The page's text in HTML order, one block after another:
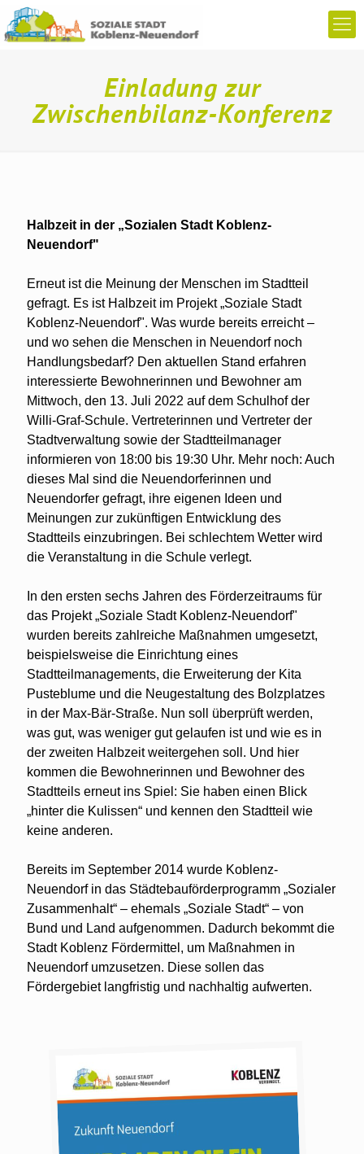
Einladung zur
Zwischenbilanz-Konferenz
Halbzeit in der „Sozialen Stadt Koblenz-
Neuendorf"
Erneut ist die Meinung der Menschen im Stadtteil
gefragt. Es ist Halbzeit im Projekt „Soziale Stadt
Koblenz-Neuendorf". Was wurde bereits erreicht –
und wo sehen die Menschen in Neuendorf noch
Handlungsbedarf? Den aktuellen Stand erfahren
interessierte Bewohnerinnen und Bewohner am
Mittwoch, den 13. Juli 2022 auf dem Schulhof der
Willi-Graf-Schule. Vertreterinnen und Vertreter der
Stadtverwaltung sowie der Stadtteilmanager
informieren von 18:00 bis 19:30 Uhr. Mehr noch: Auch
dieses Mal sind die Neuendorferinnen und
Neuendorfer gefragt, ihre eigenen Ideen und
Meinungen zur zukünftigen Entwicklung des
Stadtteils einzubringen. Bei schlechtem Wetter wird
die Veranstaltung in die Schule verlegt.
In den ersten sechs Jahren des Förderzeitraums für
das Projekt „Soziale Stadt Koblenz-Neuendorf"
wurden bereits zahlreiche Maßnahmen umgesetzt,
beispielsweise die Einrichtung eines
Stadtteilmanagements, die Erweiterung der Kita
Pusteblume und die Neugestaltung des Bolzplatzes
in der Max-Bär-Straße. Nun soll überprüft werden,
was gut, was weniger gut gelaufen ist und wie es in
der zweiten Halbzeit weitergehen soll. Und hier
kommen die Bewohnerinnen und Bewohner des
Stadtteils erneut ins Spiel: Sie haben einen Blick
„hinter die Kulissen“ und kennen den Stadtteil wie
keine anderen.
Bereits im September 2014 wurde Koblenz-
Neuendorf in das Städtebauförderprogramm „Sozialer
Zusammenhalt“ – ehemals „Soziale Stadt“ – von
Bund und Land aufgenommen. Dadurch bekommt die
Stadt Koblenz Fördermittel, um Maßnahmen in
Neuendorf umzusetzen. Diese sollen das
Fördergebiet langfristig und nachhaltig aufwerten.